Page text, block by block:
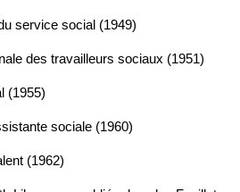
service social (1949)
des travailleurs sociaux (1951)
(1955)
sociale (1960)
(1962)